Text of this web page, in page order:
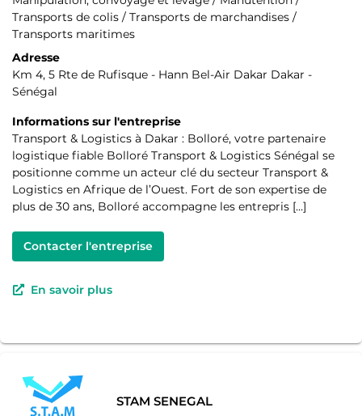
Transports de colis / Transports de marchandises /
Transports maritimes
Adresse
Km 4, 5 Rte de Rufisque - Hann Bel-Air Dakar Dakar -
Sénégal
Informations sur l'entreprise
Transport & Logistics à Dakar : Bolloré, votre partenaire
logistique fiable Bolloré Transport & Logistics Sénégal se
positionne comme un acteur clé du secteur Transport &
Logistics en Afrique de l’Ouest. Fort de son expertise de
plus de 30 ans, Bolloré accompagne les entrepris […]
Contacter l'entreprise
En savoir plus
STAM SENEGAL